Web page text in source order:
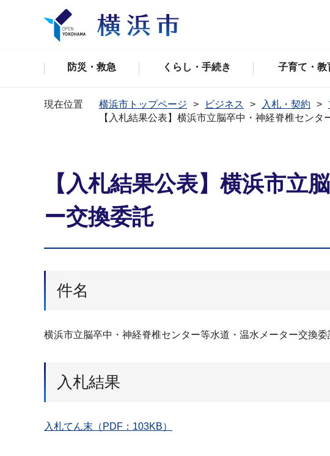
防災・救急 くらし・手続き 子育て・教
現在位置 横浜市トップページ ビジネス 入札・契約
【入札結果公表】横浜市立脳卒中・神経脊椎セン
【入札結果公表】横浜市立
ー交換委託
件名
横浜市立脳卒中・神経脊椎センター等水道・温水メーター交換委
入札結果
入札てん末（PDF：103KB）